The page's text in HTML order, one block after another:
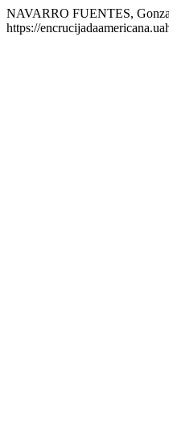
NAVARRO FUENTES,
https://